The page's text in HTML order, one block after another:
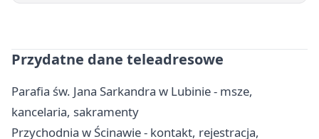
Przydatne dane teleadresowe
Parafia św. Jana Sarkandra w Lubinie - msze,
kancelaria, sakramenty
Przychodnia w Ścinawie - kontakt, rejestracja,